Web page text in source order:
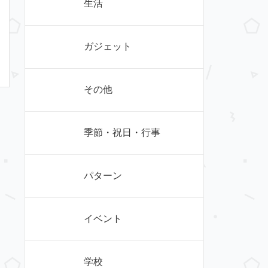
生活
ガジェット
その他
季節・祝日・行事
パターン
イベント
学校